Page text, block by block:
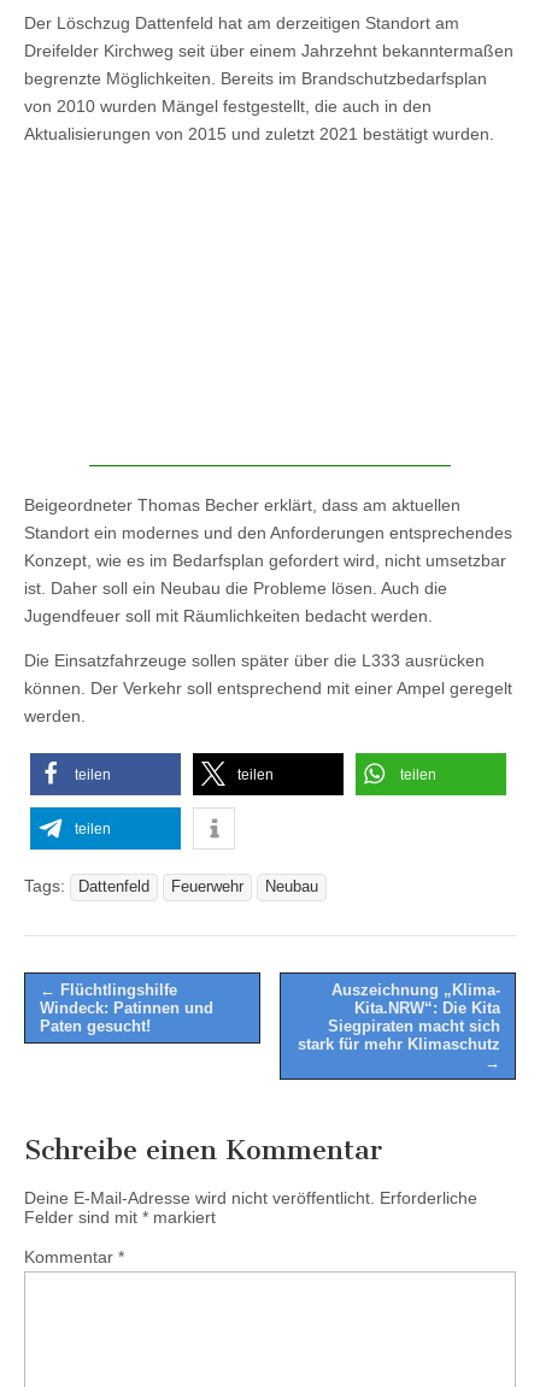
Der Löschzug Dattenfeld hat am derzeitigen Standort am
Dreifelder Kirchweg seit über einem Jahrzehnt bekanntermaßen
begrenzte Möglichkeiten. Bereits im Brandschutzbedarfsplan
von 2010 wurden Mängel festgestellt, die auch in den
Aktualisierungen von 2015 und zuletzt 2021 bestätigt wurden.
Beigeordneter Thomas Becher erklärt, dass am aktuellen
Standort ein modernes und den Anforderungen entsprechendes
Konzept, wie es im Bedarfsplan gefordert wird, nicht umsetzbar
ist. Daher soll ein Neubau die Probleme lösen. Auch die
Jugendfeuer soll mit Räumlichkeiten bedacht werden.
Die Einsatzfahrzeuge sollen später über die L333 ausrücken
können. Der Verkehr soll entsprechend mit einer Ampel geregelt
werden.
teilen teilen teilen
teilen
Tags: Dattenfeld Feuerwehr Neubau
Post
navigation
← Flüchtlingshilfe
Windeck: Patinnen und
Paten gesucht!
Auszeichnung „Klima-
Kita.NRW“: Die Kita
Siegpiraten macht sich
stark für mehr Klimaschutz
→
Schreibe einen Kommentar
Deine E-Mail-Adresse wird nicht veröffentlicht. Erforderliche
Felder sind mit * markiert
Kommentar *